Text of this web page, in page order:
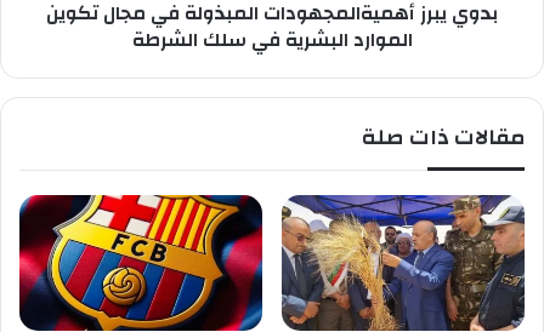
ق
ى
أ
ا
ب
ر
ي
ح
ة
ل
م
ه
و
د
ا
ت
بدوي يبرز أهميةالمجهودات المبذولة في مجال تكوين
الموارد البشرية في سلك الشرطة
مقالات ذات صلة